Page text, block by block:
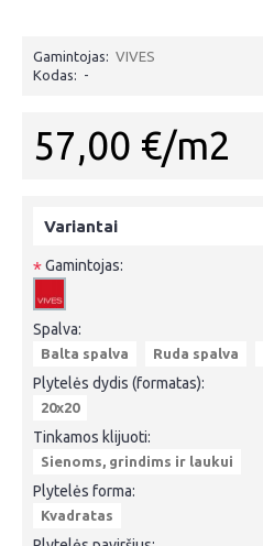
Gamintojas: VIVES
Kodas: -
57,00 €/m2
Variantai
*Gamintojas:
Spalva:
Balta spalva Ruda spalva
Plytelės dydis (formatas):
20x20
Tinkamos klijuoti:
Sienoms, grindims ir laukui
Plytelės forma:
Kvadratas